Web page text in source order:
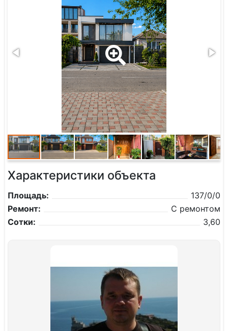
Характеристики объекта
Площадь:
137/0/0
Ремонт:
С ремонтом
Сотки:
3,60